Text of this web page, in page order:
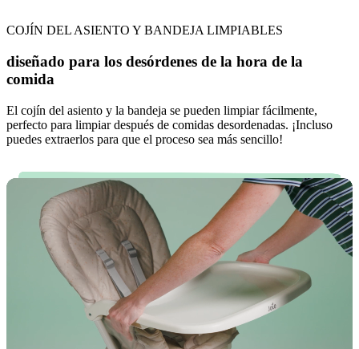
COJÍN DEL ASIENTO Y BANDEJA LIMPIABLES
diseñado para los desórdenes de la hora de la
comida
El cojín del asiento y la bandeja se pueden limpiar fácilmente,
perfecto para limpiar después de comidas desordenadas. ¡Incluso
puedes extraerlos para que el proceso sea más sencillo!